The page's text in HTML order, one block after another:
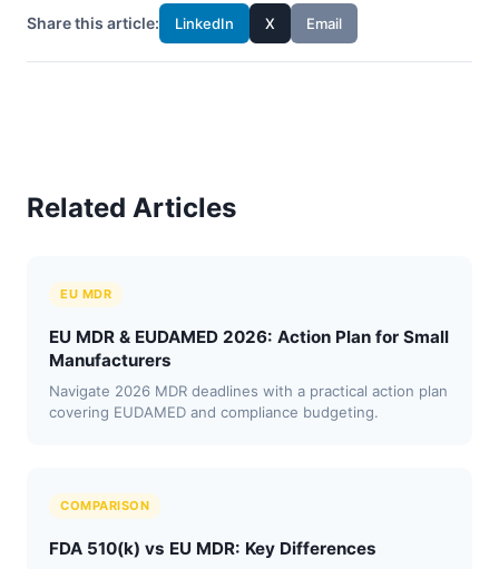
Share this article: LinkedIn X Email
Related Articles
EU MDR
EU MDR & EUDAMED 2026: Action Plan for Small
Manufacturers
Navigate 2026 MDR deadlines with a practical action plan
covering EUDAMED and compliance budgeting.
COMPARISON
FDA 510(k) vs EU MDR: Key Differences